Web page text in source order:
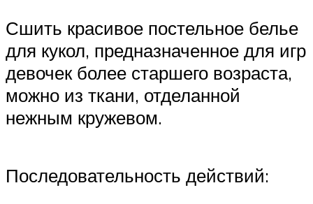
Сшить красивое постельное белье
для кукол, предназначенное для игр
девочек более старшего возраста,
можно из ткани, отделанной
нежным кружевом.
Последовательность действий: